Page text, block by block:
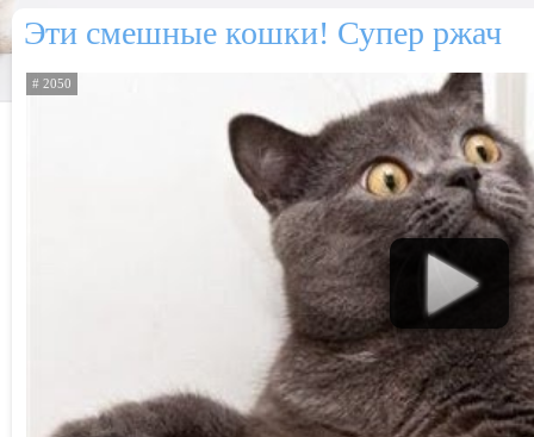
Эти смешные кошки! Супер ржач
# 2050